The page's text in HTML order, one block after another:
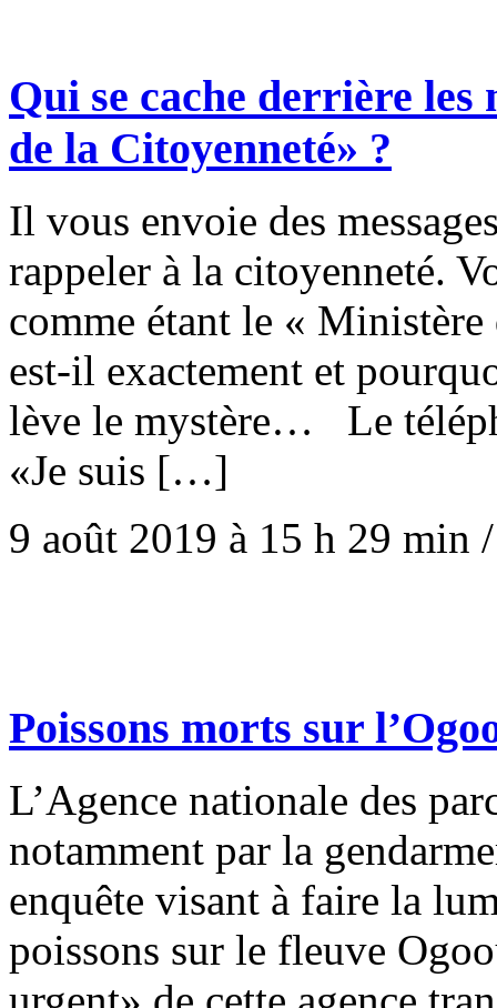
Qui se cache derrière
de la Citoyenneté» ?
Il vous envoie des
rappeler à la citoyenneté.
comme étant le «
est-il exactement et
lève le mystère… Le
«Je suis […]
9 août 2019 à 15 h 29 min
Poissons morts sur
L’Agence nationale des
notamment par la
enquête visant à faire la
poissons sur le fleuve